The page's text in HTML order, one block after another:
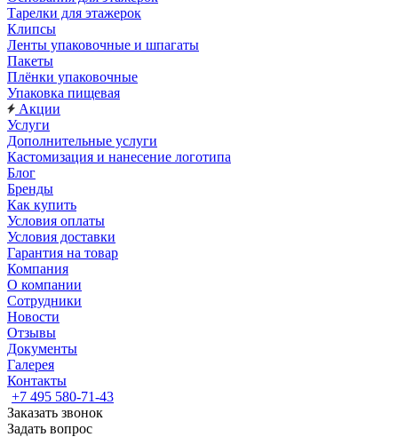
Тарелки для этажерок
Клипсы
Ленты упаковочные и шпагаты
Пакеты
Плёнки упаковочные
Упаковка пищевая
Акции
Услуги
Дополнительные услуги
Кастомизация и нанесение логотипа
Блог
Бренды
Как купить
Условия оплаты
Условия доставки
Гарантия на товар
Компания
О компании
Сотрудники
Новости
Отзывы
Документы
Галерея
Контакты
+7 495 580-71-43
Заказать звонок
Задать вопрос